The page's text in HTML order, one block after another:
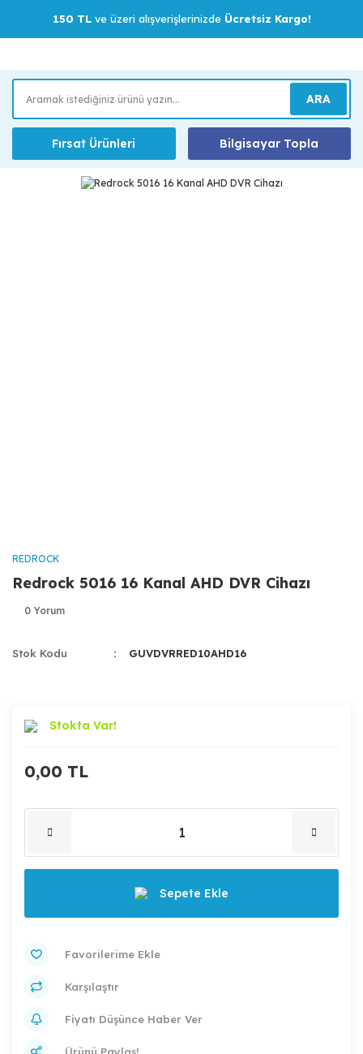
150 TLve üzeri alışverişlerinizde Ücretsiz Kargo!
ARA
Fırsat Ürünleri Bilgisayar Topla
REDROCK
Redrock 5016 16 Kanal AHD DVR Cihazı
0 Yorum
Stok Kodu GUVDVRRED10AHD16
Stokta Var!
0,00 TL
Sepete Ekle
Karşılaştır
Fiyatı Düşünce Haber Ver
Ürünü Paylaş!